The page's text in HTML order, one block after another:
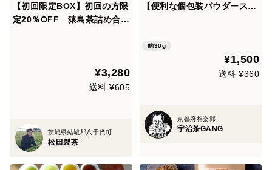
【初回限定BOX】初回の方限
定20％OFF 猿島茶詰め合わ
¥3,280
送料 ¥605
茨城県結城郡八千代町
松田製茶
【便利な個包装パウダーステ
る♪ 飲み比べセット10種類×
各3本入り(計30本) 農薬・
化学肥料・除草剤・畜産堆肥
約30g
¥1,500
送料 ¥360
京都府相楽郡
宇治茶GANG